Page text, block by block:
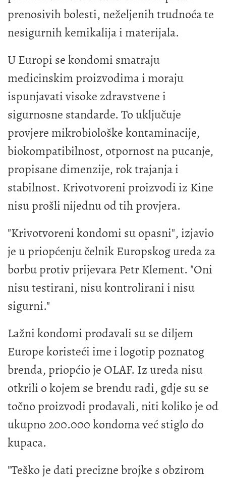
prenosivih bolesti, neželjenih trudnoća te
nesigurnih kemikalija i materijala.
U Europi se kondomi smatraju
medicinskim proizvodima i moraju
ispunjavati visoke zdravstvene i
sigurnosne standarde. To uključuje
provjere mikrobiološke kontaminacije,
biokompatibilnost, otpornost na pucanje,
propisane dimenzije, rok trajanja i
stabilnost. Krivotvoreni proizvodi iz Kine
nisu prošli nijednu od tih provjera.
"Krivotvoreni kondomi su opasni", izjavio
je u priopćenju čelnik Europskog ureda za
borbu protiv prijevara Petr Klement. "Oni
nisu testirani, nisu kontrolirani i nisu
sigurni."
Lažni kondomi prodavali su se diljem
Europe koristeći ime i logotip poznatog
brenda, priopćio je OLAF. Iz ureda nisu
otkrili o kojem se brendu radi, gdje su se
točno proizvodi prodavali, niti koliko je od
ukupno 200.000 kondoma već stiglo do
kupaca.
"Teško je dati precizne brojke s obzirom